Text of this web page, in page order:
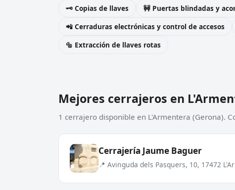
🗝️ Copias de llaves
🚧 Puertas blindadas y
📲 Cerraduras electrónicas y control de accesos
🔩 Extracción de llaves rotas
Mejores cerrajeros en
1 cerrajero disponible en L'Armentera (Gerona).
Cerrajería Jaume Baguer
📍 Avinguda dels Pasquers, 10, 17472